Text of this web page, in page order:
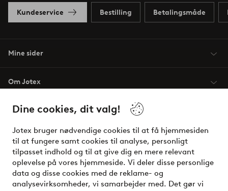
Dine cookies, dit valg!
Jotex bruger nødvendige cookies til at få hjemmesiden
til at fungere samt cookies til analyse, personligt
tilpasset indhold og til at give dig en mere relevant
oplevelse på vores hjemmeside. Vi deler disse personlige
data og disse cookies med de reklame- og
analysevirksomheder, vi samarbejder med. Det gør vi
Kundeservice Bestilling Betalingsmåde
Mine sider
Om Jotex
Vilkår
Venner
Sikre betalinger - betal nu eller del op